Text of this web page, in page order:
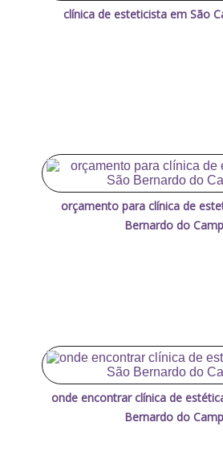
clínica de esteticista em São
orçamento para clínica de
Bernardo do
onde encontrar clínica de
Bernardo do